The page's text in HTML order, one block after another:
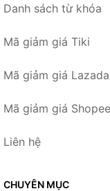
Danh sách từ khóa
Mã giảm giá Tiki
Mã giảm giá Lazada
Mã giảm giá Shopee
Liên hệ
CHUYÊN MỤC